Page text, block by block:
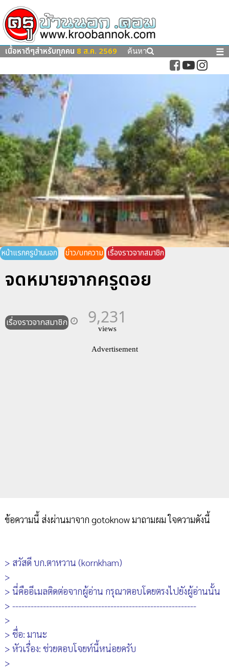
เนื้อหาดีๆสำหรับทุกคน 8 ส.ค. 2569 ค้นหา ☰
หน้าแรกครูบ้านนอก ข่าว/บทความ เรื่องราวจากสมาชิก
จดหมายจากครูดอย
เรื่องราวจากสมาชิก 9,231
views
Advertisement
ข้อความนี้ ส่งผ่านมาจาก gotoknow มาถามผม ใจความดังนี้
> สวัสดี บก.ตาหวาน (kornkham)
>
> นี่คืออีเมลติดต่อจากผู้อ่าน กรุณาตอบโดยตรงไปยังผู้อ่านนั้น
> ------------------------------------------------------------
>
> ชื่อ: มานะ
> หัวเรื่อง: ช่วยตอบโจยท์นี้หน่อยครับ
>